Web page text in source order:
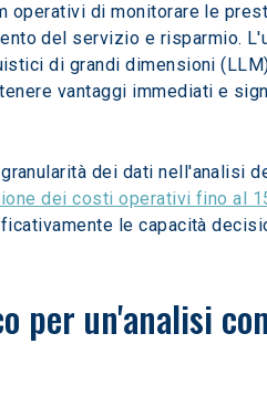
operativi di monitorare le
del servizio e risparmio.
di grandi dimensioni
vantaggi immediati e
dei dati nell'analisi
dei costi operativi fino al
le capacità
per un'analisi